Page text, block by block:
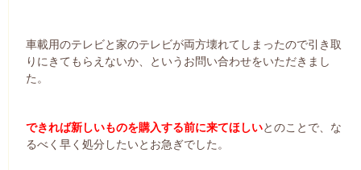
車載用のテレビと家のテレビが両方壊れてしまったので引き取
りにきてもらえないか、というお問い合わせをいただきまし
た。
できれば新しいものを購入する前に来てほしいとのことで、な
るべく早く処分したいとお急ぎでした。